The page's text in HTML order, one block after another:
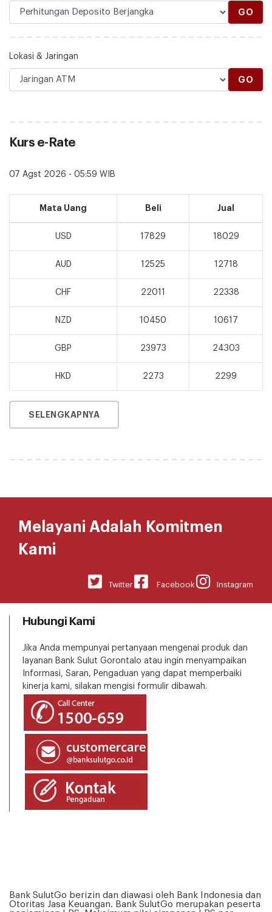
GO
Lokasi & Jaringan
GO
Kurs e-Rate
07 Agst 2026 - 05:59 WIB
Mata Uang Beli Jual
USD 17829 18029
AUD 12525 12718
CHF 22011 22338
NZD 10450 10617
GBP 23973 24303
HKD 2273 2299
SELENGKAPNYA
Melayani Adalah Komitmen
Kami
Instagram
Facebook
Twitter
Hubungi Kami
Jika Anda mempunyai pertanyaan mengenai produk dan
layanan Bank Sulut Gorontalo atau ingin menyampaikan
Informasi, Saran, Pengaduan yang dapat memperbaiki
kinerja kami, silakan mengisi formulir dibawah.
Bank SulutGo berizin dan diawasi oleh Bank Indonesia dan
Otoritas Jasa Keuangan. Bank SulutGo merupakan peserta